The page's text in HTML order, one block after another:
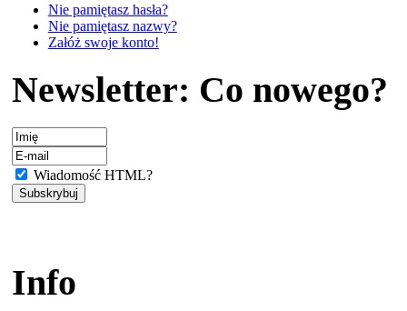
Nie pamiętasz hasła?
Nie pamiętasz nazwy?
Załóż swoje konto!
Newsletter: Co nowego?
Wiadomość HTML?
Info